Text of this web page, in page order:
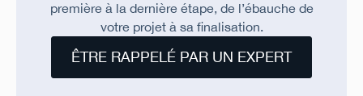
première à la dernière étape, de l’ébauche de
votre projet à sa finalisation.
ÊTRE RAPPELÉ PAR UN EXPERT